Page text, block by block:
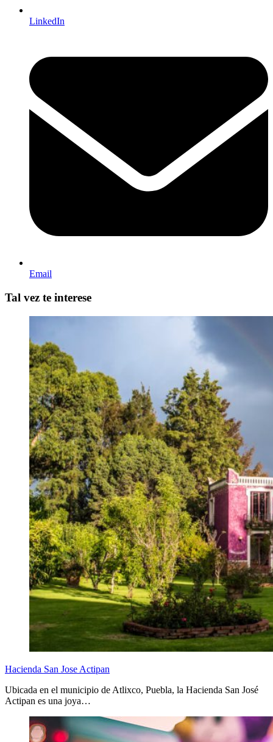
LinkedIn
Email
Tal vez te interese
Hacienda San Jose Actipan
Ubicada en el municipio de Atlixco, Puebla, la Hacienda San José
Actipan es una joya…